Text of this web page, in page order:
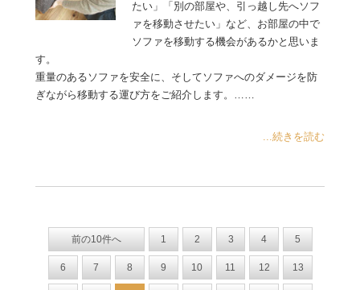
たい」「別の部屋や、引っ越し先へソフ
ァを移動させたい」など、お部屋の中で
ソファを移動する機会があるかと思いま
す。
重量のあるソファを安全に、そしてソファへのダメージを防
ぎながら移動する運び方をご紹介します。……
...続きを読む
前の10件へ 1 2 3 4 5
6 7 8 9 10 11 12 13